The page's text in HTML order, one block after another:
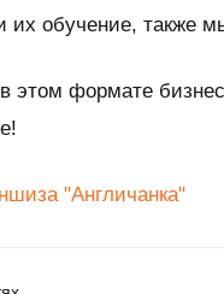
их обучение, также
этом формате
"Англичанка"